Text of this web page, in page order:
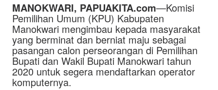
MANOKWARI, PAPUAKITA.com—Komisi
Pemilihan Umum (KPU) Kabupaten
Manokwari mengimbau kepada masyarakat
yang berminat dan berniat maju sebagai
pasangan calon perseorangan di Pemilihan
Bupati dan Wakil Bupati Manokwari tahun
2020 untuk segera mendaftarkan operator
komputernya.